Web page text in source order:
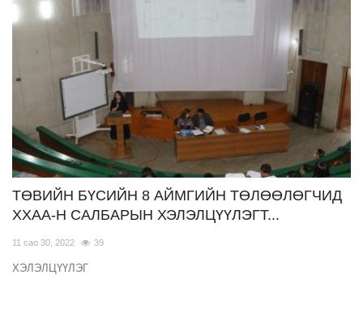
ТӨВИЙН БҮСИЙН 8 АЙМГИЙН ТӨЛӨӨЛӨГЧИД
ХХАА-Н САЛБАРЫН ХЭЛЭЛЦҮҮЛЭГТ...
11 сао 30, 2022 39
ХЭЛЭЛЦҮҮЛЭГ